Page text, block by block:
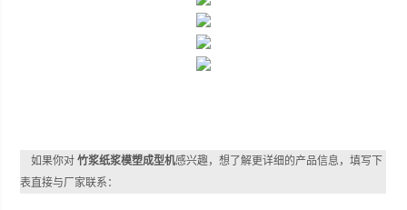
如果你对竹浆纸浆模塑成型机感兴趣，想了解更详细的产品信息，填写下
表直接与厂家联系：